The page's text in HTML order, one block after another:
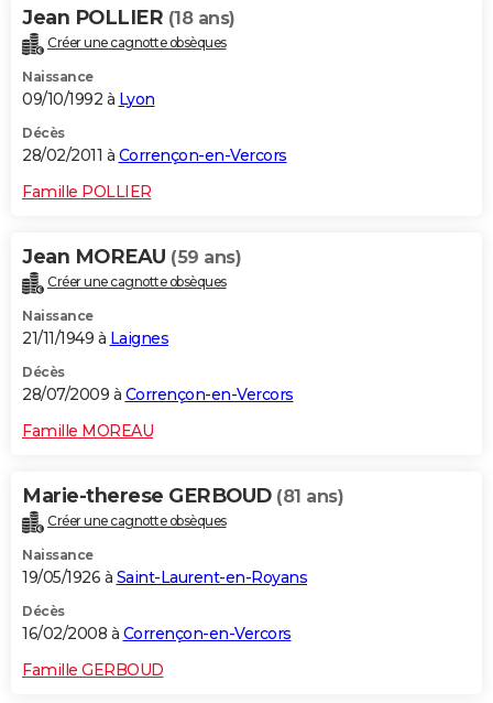
Jean POLLIER (18 ans)
Créer une cagnotte obsèques
Naissance
09/10/1992 à Lyon
Décès
28/02/2011 à Corrençon-en-Vercors
Famille POLLIER
Jean MOREAU (59 ans)
Créer une cagnotte obsèques
Naissance
21/11/1949 à Laignes
Décès
28/07/2009 à Corrençon-en-Vercors
Famille MOREAU
Marie-therese GERBOUD (81 ans)
Créer une cagnotte obsèques
Naissance
19/05/1926 à Saint-Laurent-en-Royans
Décès
16/02/2008 à Corrençon-en-Vercors
Famille GERBOUD